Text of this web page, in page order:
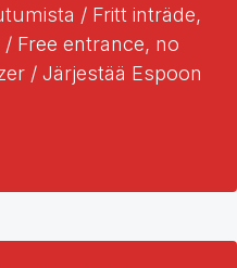
/ Fritt inträde,
Free entrance, no
/ Järjestää Espoon